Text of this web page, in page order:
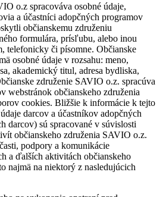
o.z spracováva osobné údaje,
a účastníci adopčných programov
občianskemu združeniu
formulára, prísľubu, alebo inou
telefonicky či písomne. Občianske
osobné údaje v rozsahu: meno,
akademický titul, adresa bydliska,
združenie SAVIO o.z. spracúva
webstránok občianskeho združenia
cookies. Bližšie k informácie k tejto
darcov a účastníkov adopčných
darcov) sú spracované v súvislosti
občianskeho združenia SAVIO o.z.
podpory a komunikácie
a ďalších aktivitách občianskeho
najmä na niektorý z nasledujúcich